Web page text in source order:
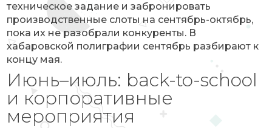
техническое задание и забронировать
производственные слоты на сентябрь-октябрь,
пока их не разобрали конкуренты. В
хабаровской полиграфии сентябрь разбирают к
концу мая.
Июнь–июль: back-to-school
и корпоративные
мероприятия